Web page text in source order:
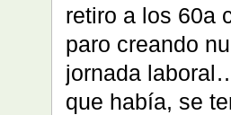
retiro a los 60a
paro creando
jornada
que había, se